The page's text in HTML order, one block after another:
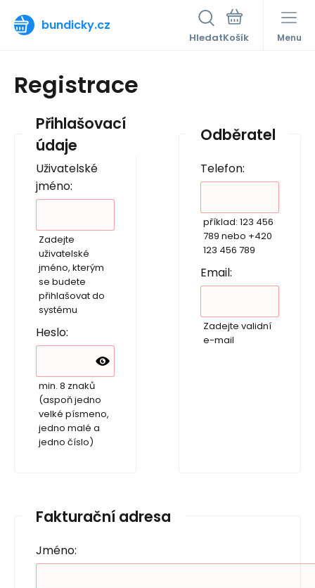
bundicky.cz
Hledat Menu
Registrace
Přihlašovací
údaje
Uživatelské
jméno:
Zadejte
uživatelské
jméno, kterým
se budete
přihlašovat do
systému
Heslo:
min. 8 znaků
(aspoň jedno
velké písmeno,
jedno malé a
jedno číslo)
Odběratel
Telefon:
příklad: 123 456
789 nebo +420
123 456 789
Email:
Zadejte validní
e-mail
Fakturační adresa
Jméno: